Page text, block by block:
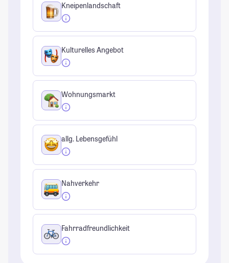
Kneipenlandschaft
Kulturelles Angebot
Wohnungsmarkt
allg. Lebensgefühl
Nahverkehr
Fahrradfreundlichkeit